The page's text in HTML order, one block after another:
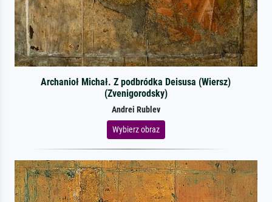
Archanioł Michał. Z podbródka Deisusa (Wiersz)
(Zvenigorodsky)
Andrei Rublev
Wybierz obraz